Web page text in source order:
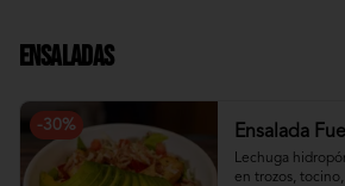
Ensaladas
-30% Ensalada
Lechuga
en trozos,